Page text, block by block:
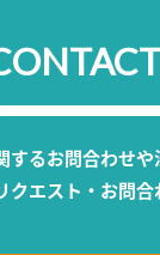
するお問合わせや
クエスト・お問合